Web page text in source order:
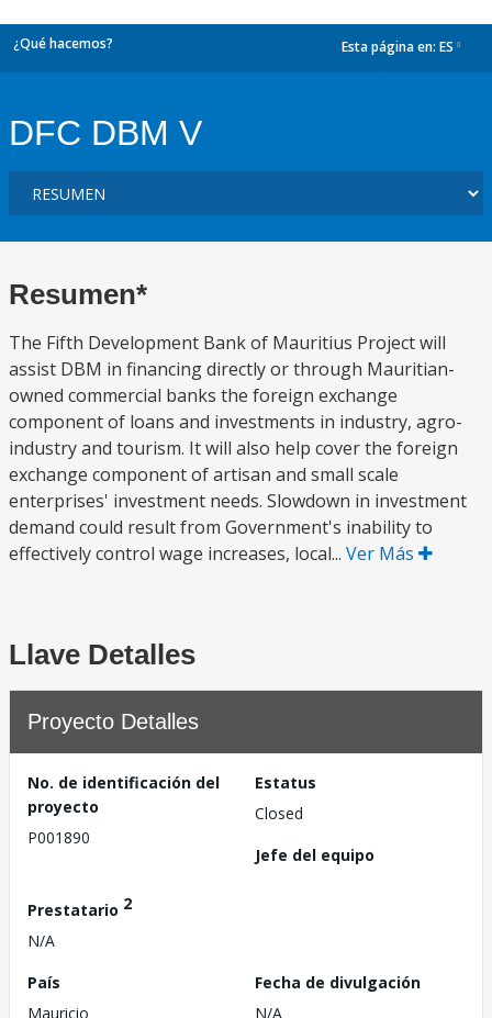
¿Qué hacemos? Esta página en: ES
DFC DBM V
Resumen*
The Fifth Development Bank of Mauritius Project will
assist DBM in financing directly or through Mauritian-
owned commercial banks the foreign exchange
component of loans and investments in industry, agro-
industry and tourism. It will also help cover the foreign
exchange component of artisan and small scale
enterprises' investment needs. Slowdown in investment
demand could result from Government's inability to
effectively control wage increases, local... Ver Más
Llave Detalles
Proyecto Detalles
No. de identificación del
proyecto
P001890
Estatus
Closed
Jefe del equipo
Prestatario 2
N/A
País
Mauricio
Fecha de divulgación
N/A